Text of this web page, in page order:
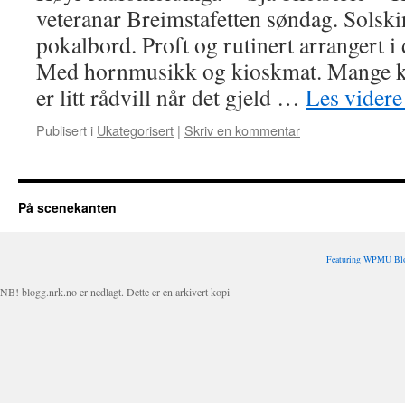
veteranar Breimstafetten søndag.
pokalbord. Proft og rutinert arrangert i
Med hornmusikk og kioskmat. Mange
er litt rådvill når det gjeld … Les
Publisert i Ukategorisert | Skriv en kommentar
På scenekanten
Featuring WPMU
NB! blogg.nrk.no er nedlagt. Dette er en arkivert kopi